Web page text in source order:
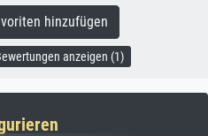
hinzufügen
anzeigen (1)